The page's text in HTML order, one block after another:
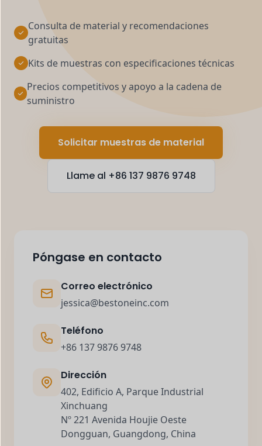
Consulta de material y recomendaciones
gratuitas
Kits de muestras con especificaciones técnicas
Precios competitivos y apoyo a la cadena de
suministro
Solicitar muestras de material
Llame al +86 137 9876 9748
Póngase en contacto
Correo electrónico
jessica@bestoneinc.com
Teléfono
+86 137 9876 9748
Dirección
402, Edificio A, Parque Industrial
Xinchuang
Nº 221 Avenida Houjie Oeste
Dongguan, Guangdong, China